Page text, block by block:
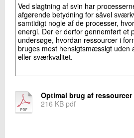
Ved slagtning af svin har
afgørende betydning for såvel
samtidigt nogle af de processer,
energi. Der er derfor gennemført et
undersøge, hvordan ressourcer i
bruges mest hensigtsmæssigt uden
eller sværkvalitet.
Optimal brug af
216 KB pdf